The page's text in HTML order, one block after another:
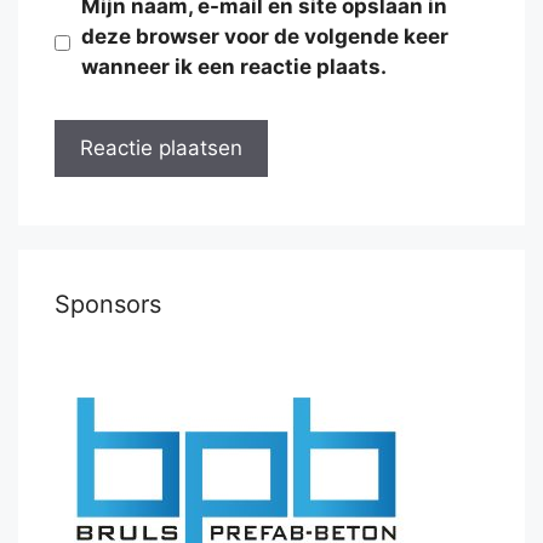
Mijn naam, e-mail en site opslaan in
deze browser voor de volgende keer
wanneer ik een reactie plaats.
Sponsors